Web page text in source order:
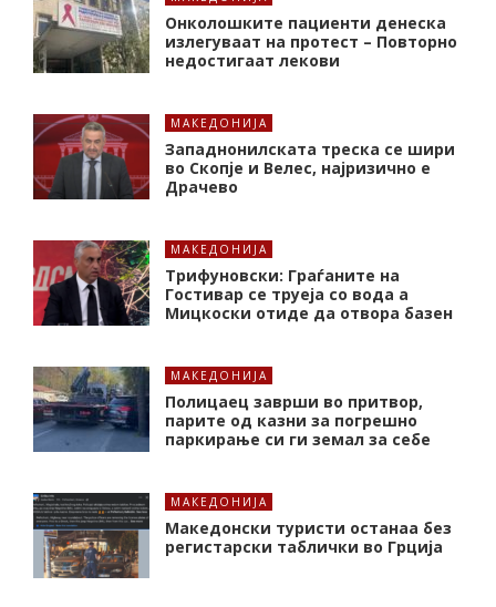
Онколошките пациенти денеска
излегуваат на протест – Повторно
недостигаат лекови
МАКЕДОНИЈА
Западнонилската треска се шири
во Скопје и Велес, најризично е
Драчево
МАКЕДОНИЈА
Трифуновски: Граѓаните на
Гостивар се труеја со вода а
Мицкоски отиде да отвора базен
МАКЕДОНИЈА
Полицаец заврши во притвор,
парите од казни за погрешно
паркирање си ги земал за себе
МАКЕДОНИЈА
Македонски туристи останаа без
регистарски таблички во Грција